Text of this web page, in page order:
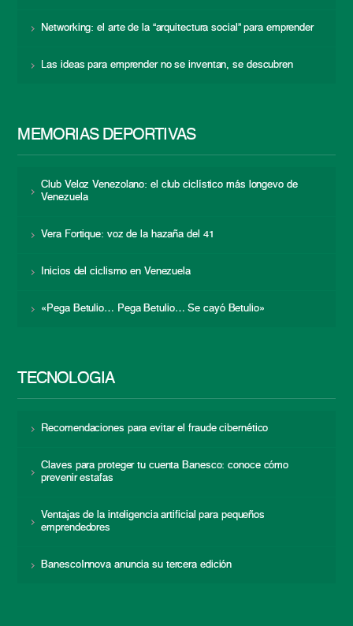
Networking: el arte de la “arquitectura social” para emprender
Las ideas para emprender no se inventan, se descubren
MEMORIAS DEPORTIVAS
Club Veloz Venezolano: el club ciclístico más longevo de
Venezuela
Vera Fortique: voz de la hazaña del 41
Inicios del ciclismo en Venezuela
«Pega Betulio… Pega Betulio… Se cayó Betulio»
TECNOLOGÍA
Recomendaciones para evitar el fraude cibernético
Claves para proteger tu cuenta Banesco: conoce cómo
prevenir estafas
Ventajas de la inteligencia artificial para pequeños
emprendedores
BanescoInnova anuncia su tercera edición